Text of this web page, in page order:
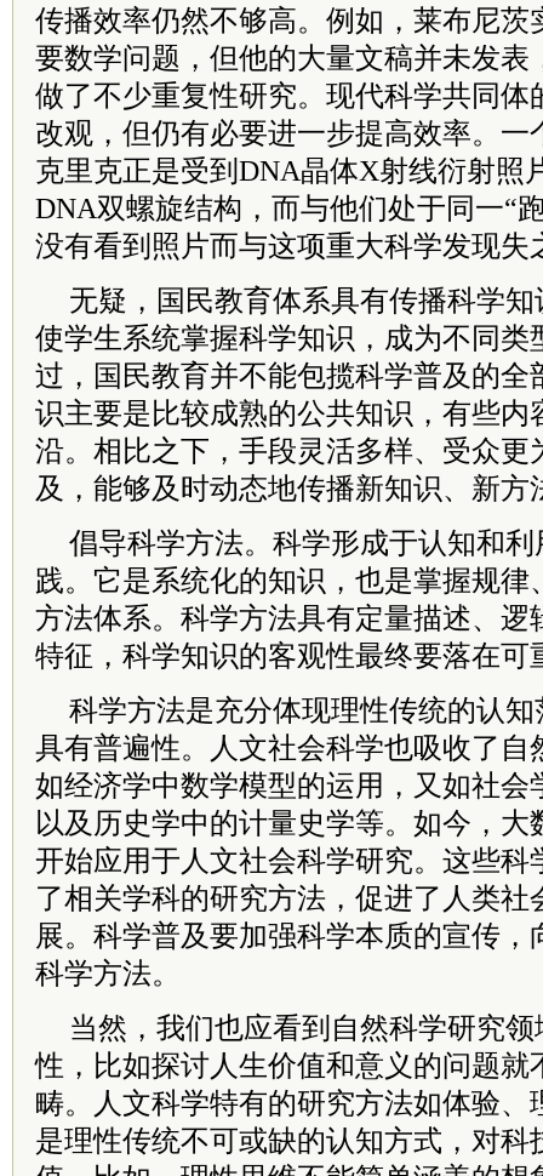
传播效率仍然不够高。例如，莱布尼茨
要数学问题，但他的大量文稿并未发表
做了不少重复性研究。现代科学共同体
改观，但仍有必要进一步提高效率。一
克里克正是受到DNA晶体X射线衍射照
DNA双螺旋结构，而与他们处于同一“
没有看到照片而与这项重大科学发现失
无疑，国民教育体系具有传播科学
使学生系统掌握科学知识，成为不同类
过，国民教育并不能包揽科学普及的全
识主要是比较成熟的公共知识，有些内
沿。相比之下，手段灵活多样、受众更
及，能够及时动态地传播新知识、新方
倡导科学方法。科学形成于认知和
践。它是系统化的知识，也是掌握规律
方法体系。科学方法具有定量描述、逻
特征，科学知识的客观性最终要落在可
科学方法是充分体现理性传统的认
具有普遍性。人文社会科学也吸收了自
如经济学中数学模型的运用，又如社会
以及历史学中的计量史学等。如今，大
开始应用于人文社会科学研究。这些科
了相关学科的研究方法，促进了人类社
展。科学普及要加强科学本质的宣传，
科学方法。
当然，我们也应看到自然科学研究
性，比如探讨人生价值和意义的问题就
畴。人文科学特有的研究方法如体验、
是理性传统不可或缺的认知方式，对科